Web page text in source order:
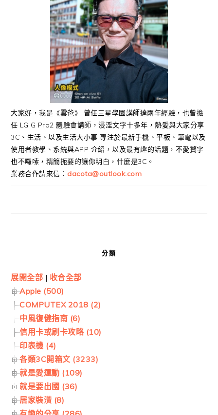
大家好，我是《雲爸》 曾任三星學園講師達兩年經驗，也曾擔
任 LG G Pro2 體驗會講師，浸淫文字十多年，熱愛與大家分享
3C、生活、以及生活大小事 專注於最新手機、平板、筆電以及
使用者教學、系統與APP 介紹，以及最有趣的話題，不愛贅字
也不囉嗦，精簡扼要的讓你明白，什麼是3C。
業務合作請來信： dacota@outlook.com
分類
展開全部 | 收合全部
Apple (500)
COMPUTEX 2018 (2)
中風復健指南 (6)
信用卡或刷卡攻略 (10)
印表機 (4)
各類3C開箱文 (3233)
就是愛運動 (109)
就是要出國 (36)
居家裝潢 (8)